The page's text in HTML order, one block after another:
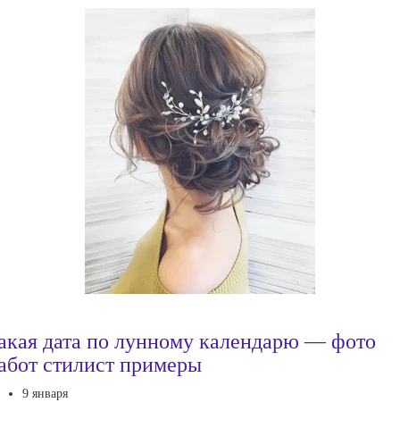
дата по лунному календарю — фото
стилист примеры
9 января